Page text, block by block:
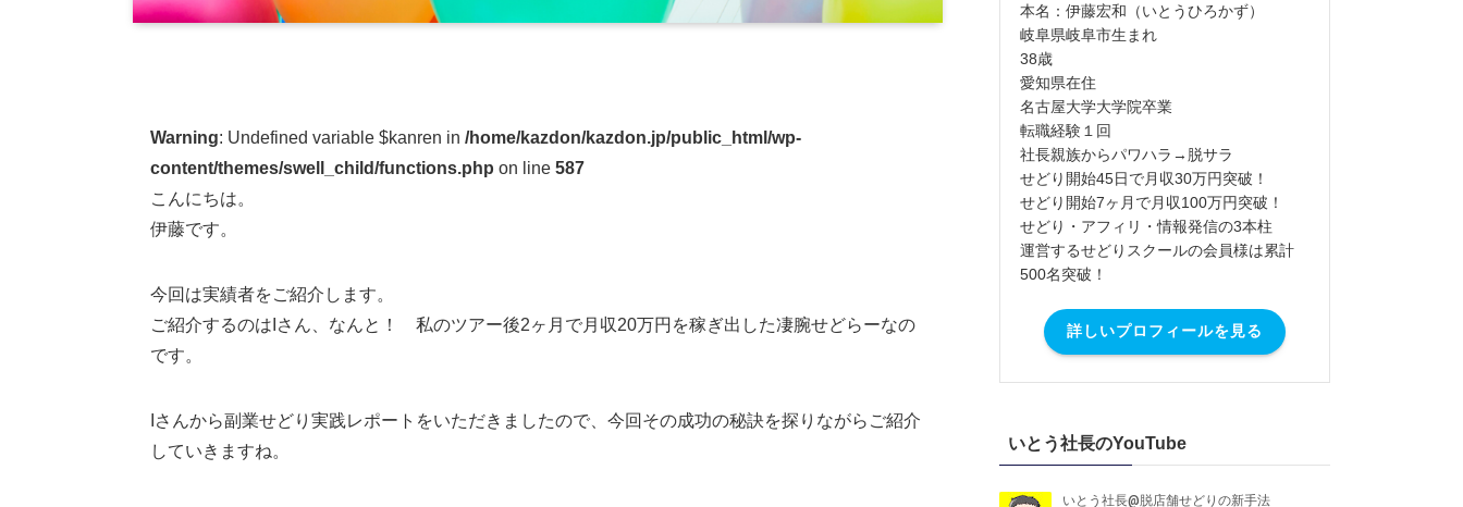
Warning: Undefined variable $kanren in /home/kazdon/kazdon.jp/public_html/wp-
content/themes/swell_child/functions.php on line 587
こんにちは。
伊藤です。
今回は実績者をご紹介します。
ご紹介するのはIさん、なんと！ 私のツアー後2ヶ月で月収20万円を稼ぎ出した凄腕せどらーなの
です。
Iさんから副業せどり実践レポートをいただきましたので、今回その成功の秘訣を探りながらご紹介
していきますね。
本名：伊藤宏和（いとうひろかず）
岐阜県岐阜市生まれ
38歳
愛知県在住
名古屋大学大学院卒業
転職経験１回
社長親族からパワハラ→脱サラ
せどり開始45日で月収30万円突破！
せどり開始7ヶ月で月収100万円突破！
せどり・アフィリ・情報発信の3本柱
運営するせどりスクールの会員様は累計
500名突破！
詳しいプロフィールを見る
いとう社長のYouTube